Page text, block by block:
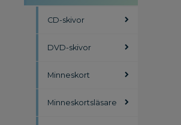
CD-skivor
DVD-skivor
Minneskort
Minneskortsläsare